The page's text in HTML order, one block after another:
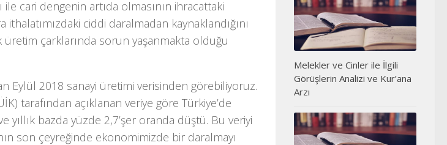
cari dengenin artıda olmasının ihracattaki
ciddi daralmadan kaynaklandığını
çarklarında sorun yaşanmakta olduğu
Eylül 2018 sanayi üretimi verisinden görebiliyoruz.
tarafından açıklanan veriye göre Türkiye’de
yıllık bazda yüzde 2,7’şer oranda düştü. Bu veriyi
son çeyreğinde ekonomimizde bir daralmayı
Melekler ve Cinler ile İlgili
Görüşlerin Analizi ve Kur’ana
Arzı